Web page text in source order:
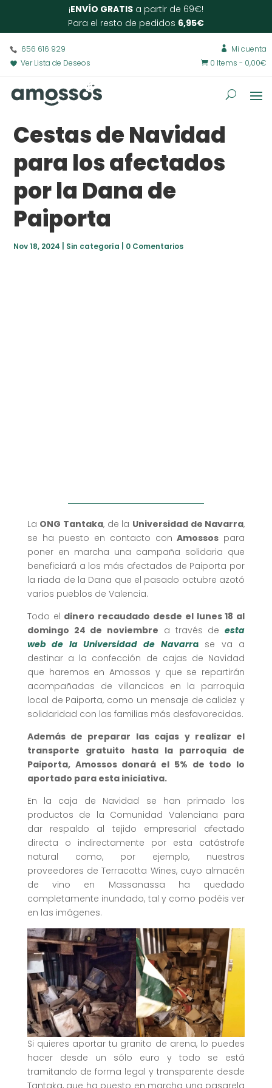
¡ENVÍO GRATIS a partir de 69€!
Para el resto de pedidos 6,95€
656 616 929
Ver Lista de Deseos
 Mi cuenta
 0 Items - 0,00€
Cestas de Navidad
para los afectados
por la Dana de
Paiporta
Nov 18, 2024 Sin categoría 0 Comentarios
La ONG Tantaka, de la Universidad de Navarra,
se ha puesto en contacto conAmossos para
poner en marcha una campaña solidaria que
beneficiará a los más afectados de Paiporta por
la riada de la Dana que el pasado octubre azotó
varios pueblos de Valencia.
Todo el dinero recaudado desde el lunes 18 al
domingo 24 de noviembre a través deesta
web de la Universidad de Navarrase va a
destinar a la confección de cajas de Navidad
que haremos en Amossos y que se repartirán
acompañadas de villancicos en la parroquia
local de Paiporta, como un mensaje de calidez y
solidaridad con las familias más desfavorecidas.
Además de preparar las cajas y realizar el
transporte gratuito hasta la parroquia de
Paiporta, Amossos donará el 5% de todo lo
aportado para esta iniciativa.
En la caja de Navidad se han primado los
productos de la Comunidad Valenciana para
dar respaldo al tejido empresarial afectado
directa o indirectamente por esta catástrofe
natural como, por ejemplo, nuestros
proveedores de Terracotta Wines, cuyo almacén
de vino en Massanassa ha quedado
completamente inundado, tal y como podéis ver
en las imágenes.
Si quieres aportar tu granito de arena, lo puedes
hacer desde un sólo euro y todo se está
tramitando de forma legal y transparente desde